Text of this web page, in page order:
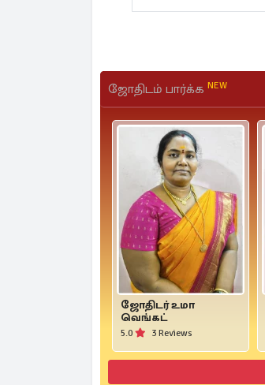
ஜோதிடம் பார்க்க NEW
ஜோதிடர் உமா
வெங்கட்
5.0 3 Reviews